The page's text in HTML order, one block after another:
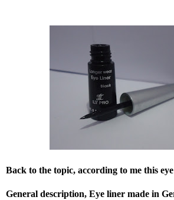
Back to the topic, according to me this
General description, Eye liner made in